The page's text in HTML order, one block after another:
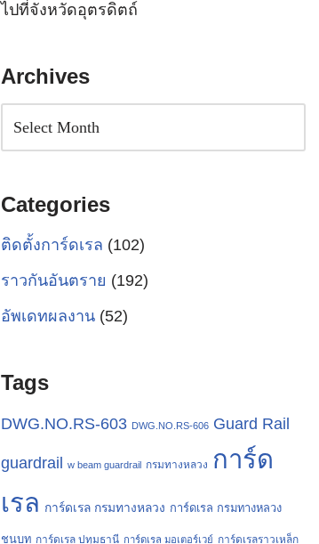
ไปที่จังหวัดอุตรดิตถ์
Archives
Categories
ติดตั้งการ์ดเรล (102)
ราวกันอันตราย (192)
อัพเดทผลงาน(52)
Tags
DWG.NO.RS-603 DWG.NO.RS-606 Guard Rail
guardrail w beam guardrail กรมทางหลวง การ์ด
เรล การ์ดเรล กรมทางหลวง การ์ดเรล กรมทางหลวง
ชนบท การ์ดเรล ปทุมธานี การ์ดเรล มอเตอร์เวย์ การ์ดเรลราวเหล็ก